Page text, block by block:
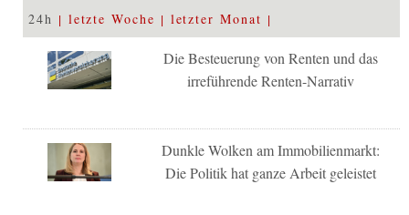
24h letzte Woche letzter Monat
Die Besteuerung von Renten und das
irreführende Renten-Narrativ
Dunkle Wolken am Immobilienmarkt:
Die Politik hat ganze Arbeit geleistet